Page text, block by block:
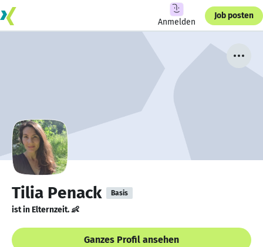
Anmelden
Job posten
Tilia Penack Basis
ist in Elternzeit. 👶
Ganzes Profil ansehen